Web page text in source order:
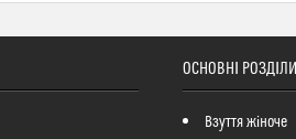
ОСНОВНІ РОЗДІЛИ
Взуття жіноче